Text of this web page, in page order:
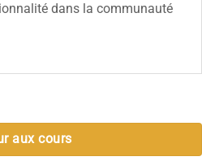
dans la communauté
aux cours